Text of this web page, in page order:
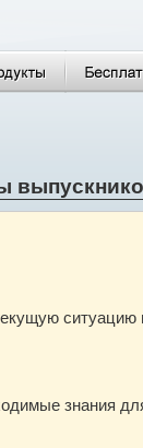
ситуацию
знания